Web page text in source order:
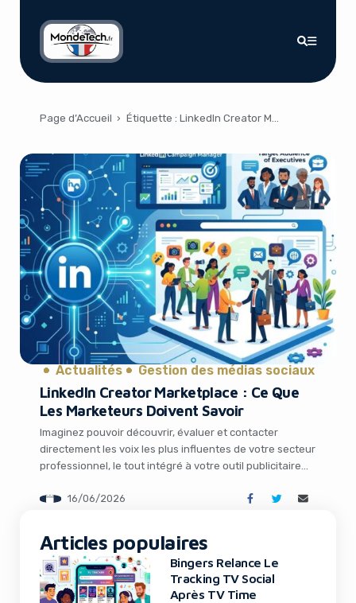
Page d’Accueil › Étiquette : LinkedIn Creator Marketplace
Actualités Gestion des médias sociaux
LinkedIn Creator Marketplace : Ce Que
Les Marketeurs Doivent Savoir
Imaginez pouvoir découvrir, évaluer et contacter
directement les voix les plus influentes de votre secteur
professionnel, le tout intégré à votre outil publicitaire
désormais avec sa nouvelle Creator Marketplace. Dans
marque […]
16/06/2026
Articles populaires
Bingers Relance Le
Tracking TV Social
Après TV Time
using an ad-blocker!